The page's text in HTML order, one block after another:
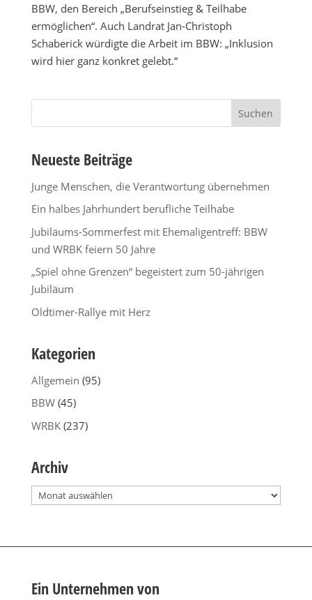
BBW, den Bereich „Berufseinstieg & Teilhabe
ermöglichen“. Auch Landrat Jan-Christoph
Schaberick würdigte die Arbeit im BBW: „Inklusion
wird hier ganz konkret gelebt.“
Suchen
Neueste Beiträge
Junge Menschen, die Verantwortung übernehmen
Ein halbes Jahrhundert berufliche Teilhabe
Jubiläums-Sommerfest mit Ehemaligentreff: BBW
und WRBK feiern 50 Jahre
„Spiel ohne Grenzen“ begeistert zum 50-jährigen
Jubiläum
Oldtimer-Rallye mit Herz
Kategorien
Allgemein (95)
BBW(45)
WRBK(237)
Archiv
Archiv
Ein Unternehmen von